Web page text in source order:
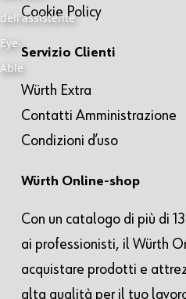
Cookie Policy
Servizio Clienti
Würth Extra
Contatti Amministrazione
Condizioni d’uso
Würth Online-shop
Con un catalogo di più di
ai professionisti, il Würth
acquistare prodotti e
alta qualità per il tuo